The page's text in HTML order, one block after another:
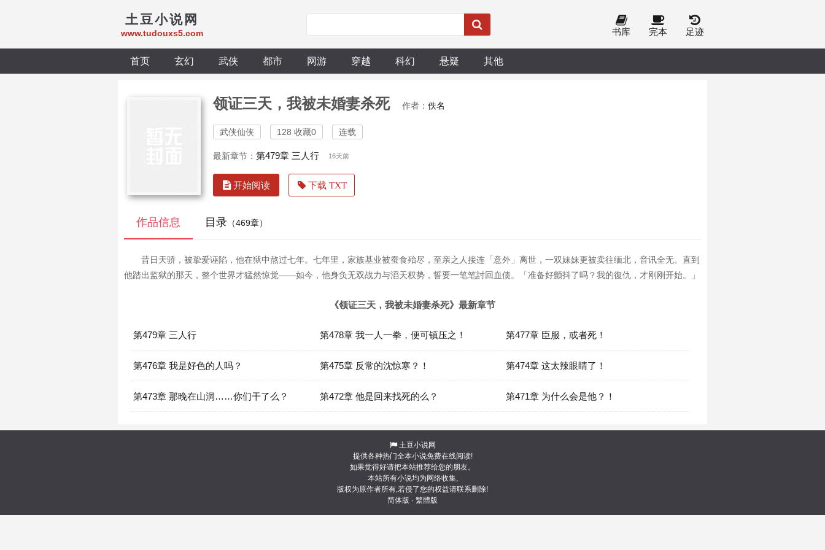
土豆小说网
www.tudouxs5.com 书库 完本 足迹
首页 玄幻 武侠 都市 网游 穿越 科幻 悬疑 其他
领证三天，我被未婚妻杀死 作者： 佚名
武侠仙侠 128 收藏0 连载
最新章节： 第479章 三人行 16天前
开始阅读 下载 TXT
作品信息 目录 （469章）
昔日天骄，被挚爱诬陷，他在狱中熬过七年。七年里，家族基业被蚕食殆尽，至亲之人接连「意外」离世，一双妹妹更被卖往缅北，音讯全无。直到
他踏出监狱的那天，整个世界才猛然惊觉——如今，他身负无双战力与滔天权势，誓要一笔笔討回血债。「准备好颤抖了吗？我的復仇，才刚刚开始。」
《领证三天，我被未婚妻杀死》最新章节
第479章 三人行 第478章 我一人一拳，便可镇压之！ 第477章 臣服，或者死！
第476章 我是好色的人吗？ 第475章 反常的沈惊寒？！ 第474章 这太辣眼睛了！
第473章 那晚在山洞……你们干了么？ 第472章 他是回来找死的么？ 第471章 为什么会是他？！
土豆小说网
提供各种热门全本小说免费在线阅读!
如果觉得好请把本站推荐给您的朋友。
本站所有小说均为网络收集,
版权为原作者所有,若侵了您的权益请联系删除!
简体版 · 繁體版